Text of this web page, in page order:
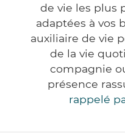
de vie les plus
adaptées à vos
auxiliaire de vie
de la vie
compagnie
présence
rappelé